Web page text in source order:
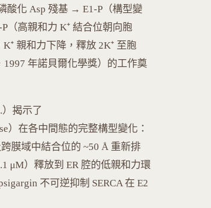
酸化 Asp 殘基 → E1-P（構型變
（高親和力 K⁺ 結合位朝向胞
親和力下降，釋放 2K⁺ 至胞
年諾貝爾化學獎）的工作奠
揭示了
）在各中間態的完整構型變化：
膜域中結合位的 ~50 Å 重新排
μM）釋放到 ER 腔的低親和力環
不可逆抑制 SERCA 在 E2